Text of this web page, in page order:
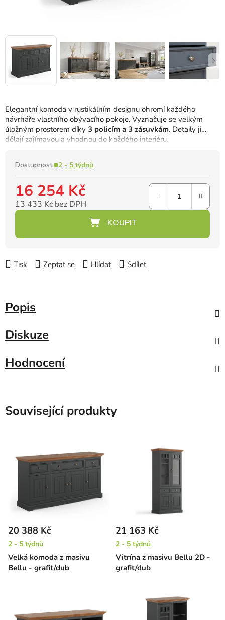
Elegantní komoda v rustikálním designu ohromí každého
návrháře vlastního obývacího pokoje. Vyznačuje se velkým
úložným prostorem díky 3 policím a 3 zásuvkám. Detaily ji
dělají zajímavou a vhodnou do každého interiéru.
Dostupnost: 2 - 5 týdnů
16 254 Kč
13 433 Kč bez DPH
Tisk Zeptat se Hlídat Sdílet
Popis
Diskuze
Hodnocení
Související produkty
Velká komoda z masivu
Bellu - grafit/dub
20 388 Kč
2 - 5 týdnů
Vitrína z masivu Bellu 2D -
grafit/dub
21 163 Kč
2 - 5 týdnů